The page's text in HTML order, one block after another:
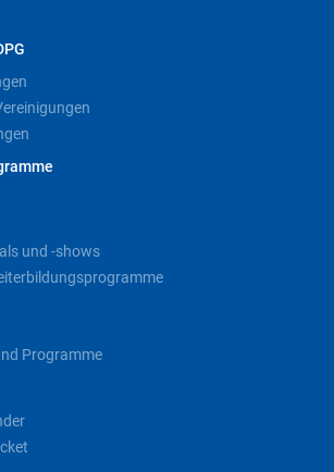
und -shows
Programme